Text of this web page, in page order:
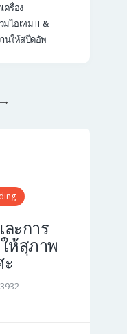
ครื่อง
มไอเทม IT &
นให้สปีดอัพ
ะการ
ห้สุภาพ
3932